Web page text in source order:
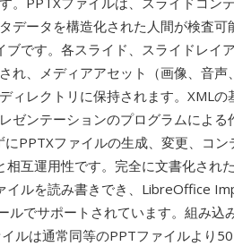
データを構造化された人間が検査可
です。各スライド、スライドレイ
れ、メディアアセット（画像、音
ィレクトリに保持されます。XMLの
ゼンテーションのプログラムによ
PPTXファイルの生成、変更、コ
互運用性です。完全に文書化された
イルを読み書きでき、LibreOffice
ルでサポートされています。組み込
ルは通常同等のPPTファイルより